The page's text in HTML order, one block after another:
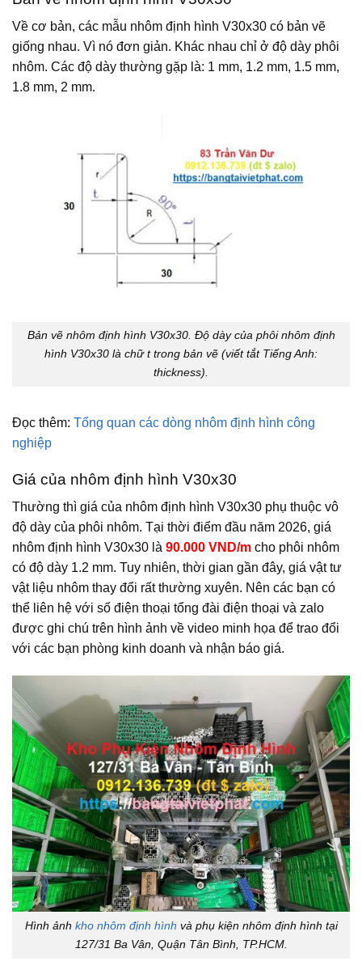
Về cơ bản, các mẫu nhôm định hình V30x30 có bản vẽ
giống nhau. Vì nó đơn giản. Khác nhau chỉ ở độ dày phôi
nhôm. Các độ dày thường gặp là: 1 mm, 1.2 mm, 1.5 mm,
1.8 mm, 2 mm.
Bản vẽ nhôm định hình V30x30. Độ dày của phôi nhôm định
hình V30x30 là chữ t trong bản vẽ (viết tắt Tiếng Anh:
thickness).
Đọc thêm: Tổng quan các dòng nhôm định hình công
nghiệp
Giá của nhôm định hình V30x30
Thường thì giá của nhôm định hình V30x30 phụ thuộc vô
độ dày của phôi nhôm. Tại thời điểm đầu năm 2026, giá
nhôm định hình V30x30 là 90.000 VND/m cho phôi nhôm
có độ dày 1.2 mm. Tuy nhiên, thời gian gần đây, giá vật tư
vật liệu nhôm thay đổi rất thường xuyên. Nên các bạn có
thể liên hệ với số điện thoại tổng đài điện thoại và zalo
được ghi chú trên hình ảnh về video minh họa để trao đổi
với các bạn phòng kinh doanh và nhận báo giá.
Hình ảnh kho nhôm định hình và phụ kiện nhôm định hình tại
127/31 Ba Vân, Quận Tân Bình, TP.HCM.